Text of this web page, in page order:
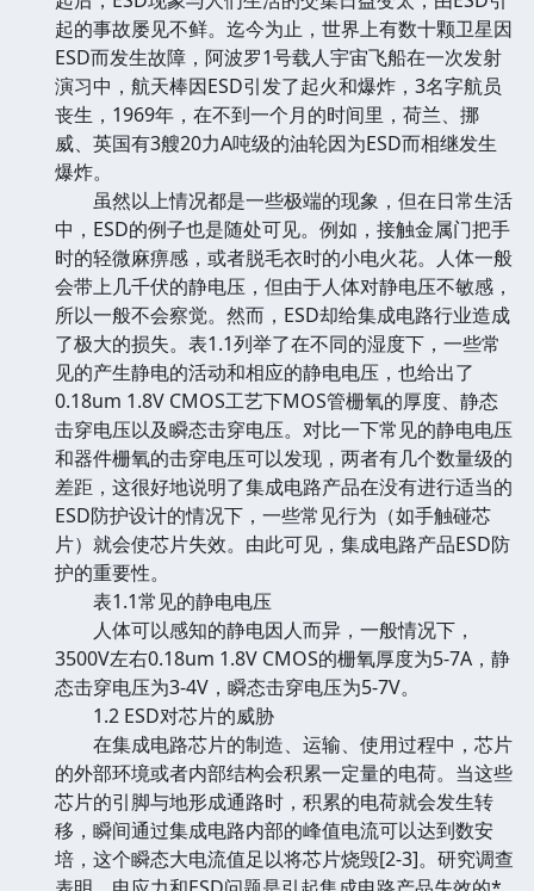
起的事故屡见不鲜。迄今为止，世界上有数十颗卫星因
ESD而发生故障，阿波罗1号载人宇宙飞船在一次发射
演习中，航天棒因ESD引发了起火和爆炸，3名字航员
丧生，1969年，在不到一个月的时间里，荷兰、挪
威、英国有3艘20力A吨级的油轮因为ESD而相继发生
爆炸。
虽然以上情况都是一些极端的现象，但在日常生活
中，ESD的例子也是随处可见。例如，接触金属门把手
时的轻微麻痹感，或者脱毛衣时的小电火花。人体一般
会带上几千伏的静电压，但由于人体对静电压不敏感，
所以一般不会察觉。然而，ESD却给集成电路行业造成
了极大的损失。表1.1列举了在不同的湿度下，一些常
见的产生静电的活动和相应的静电电压，也给出了
0.18um 1.8V CMOS工艺下MOS管栅氧的厚度、静态
击穿电压以及瞬态击穿电压。对比一下常见的静电电压
和器件栅氧的击穿电压可以发现，两者有几个数量级的
差距，这很好地说明了集成电路产品在没有进行适当的
ESD防护设计的情况下，一些常见行为（如手触碰芯
片）就会使芯片失效。由此可见，集成电路产品ESD防
护的重要性。
表1.1常见的静电电压
人体可以感知的静电因人而异，一般情况下，
3500V左右0.18um 1.8V CMOS的栅氧厚度为5-7A，静
态击穿电压为3-4V，瞬态击穿电压为5-7V。
1.2 ESD对芯片的威胁
在集成电路芯片的制造、运输、使用过程中，芯片
的外部环境或者内部结构会积累一定量的电荷。当这些
芯片的引脚与地形成通路时，积累的电荷就会发生转
移，瞬间通过集成电路内部的峰值电流可以达到数安
培，这个瞬态大电流值足以将芯片烧毁[2-3]。研究调查